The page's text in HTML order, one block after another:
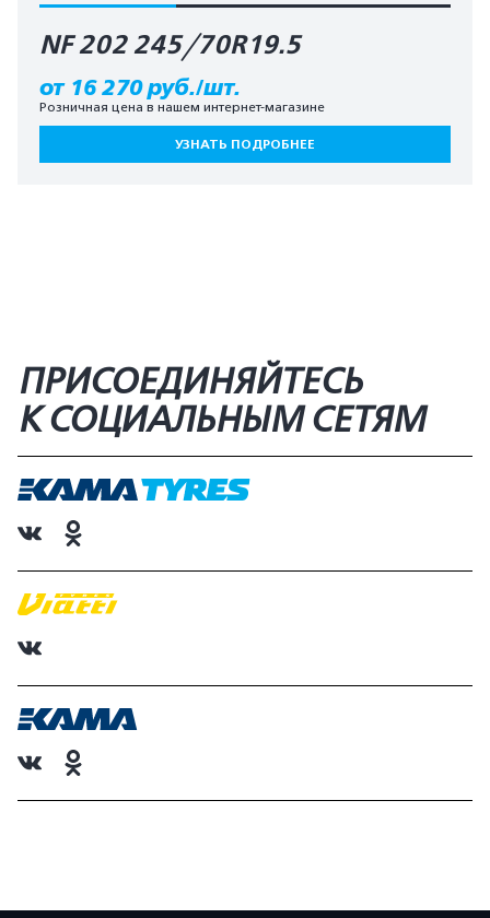
NF 202 245/70R19.5
от 16 270 руб./шт.
Розничная цена в нашем интернет-магазине
УЗНАТЬ ПОДРОБНЕЕ
ПРИСОЕДИНЯЙТЕСЬ
К СОЦИАЛЬНЫМ СЕТЯМ